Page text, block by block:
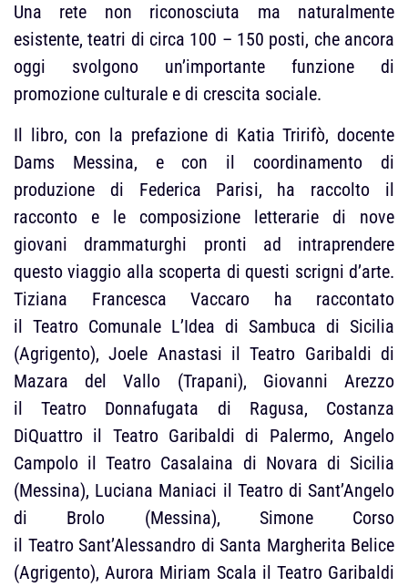
Una rete non riconosciuta ma naturalmente
esistente, teatri di circa 100 – 150 posti, che ancora
oggi svolgono un’importante funzione di
promozione culturale e di crescita sociale.
Il libro, con la prefazione di Katia Tririfò, docente
Dams Messina, e con il coordinamento di
produzione di Federica Parisi, ha raccolto il
racconto e le composizione letterarie di nove
giovani drammaturghi pronti ad intraprendere
questo viaggio alla scoperta di questi scrigni d’arte.
Tiziana Francesca Vaccaro ha raccontato
il Teatro Comunale L’Idea di Sambuca di Sicilia
(Agrigento), Joele Anastasi il Teatro Garibaldi di
Mazara del Vallo (Trapani), Giovanni Arezzo
il Teatro Donnafugata di Ragusa, Costanza
DiQuattro il Teatro Garibaldi di Palermo, Angelo
Campolo il Teatro Casalaina di Novara di Sicilia
(Messina), Luciana Maniaci il Teatro di Sant’Angelo
di Brolo (Messina), Simone Corso
il Teatro Sant’Alessandro di Santa Margherita Belice
(Agrigento), Aurora Miriam Scala il Teatro Garibaldi